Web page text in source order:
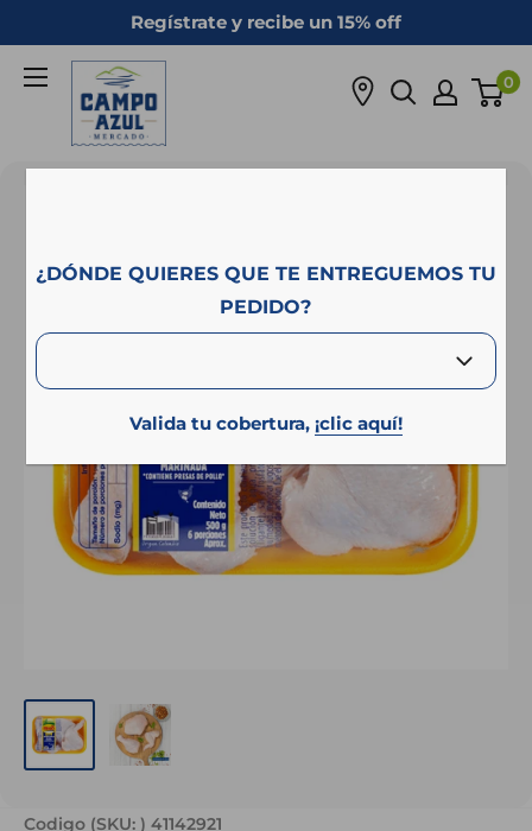
directamente
contenido
Regístrate y recibe un 15% off
¿DÓNDE QUIERES QUE TE ENTREGUEMOS TU
PEDIDO?
Valida tu cobertura, ¡clic aquí!
Campo
Azul
0
Codigo (SKU: ) 41142921